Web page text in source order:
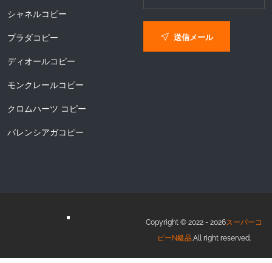
シャネルコピー
プラダコピー
ディオールコピー
モンクレールコピー
クロムハーツ コピー
バレンシアガコピー
送信メール
Copyright © 2022 - 2026スーパーコ
ピーN級品.All right reserved.